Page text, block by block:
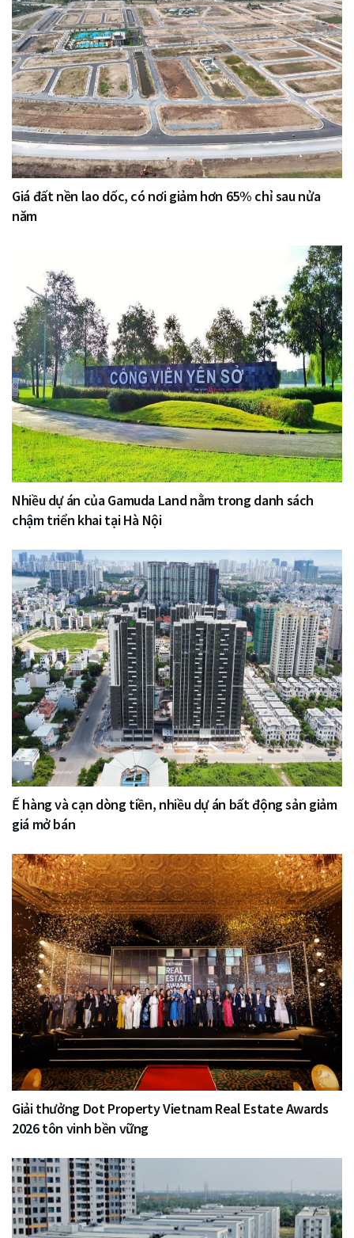
Giá đất nền lao dốc, có nơi giảm hơn 65% chỉ sau nửa
năm
Nhiều dự án của Gamuda Land nằm trong danh sách
chậm triển khai tại Hà Nội
Ế hàng và cạn dòng tiền, nhiều dự án bất động sản giảm
giá mở bán
Giải thưởng Dot Property Vietnam Real Estate Awards
2026 tôn vinh bền vững